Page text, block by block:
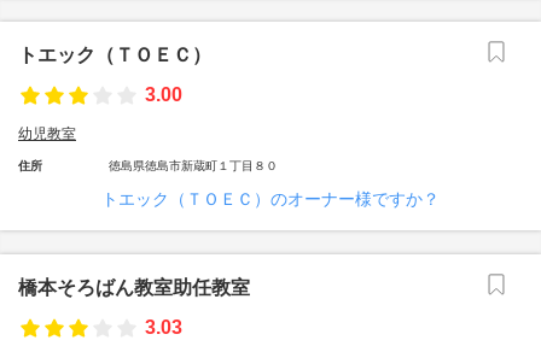
トエック（ＴＯＥＣ）
3.00
幼児教室
住所 徳島県徳島市新蔵町１丁目８０
トエック（ＴＯＥＣ）のオーナー様ですか？
橋本そろばん教室助任教室
3.03